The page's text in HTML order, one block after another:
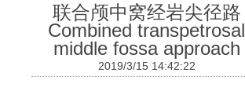
联合颅中窝经岩尖径路
Combined transpetrosal
middle fossa approach
2019/3/15 14:42:22